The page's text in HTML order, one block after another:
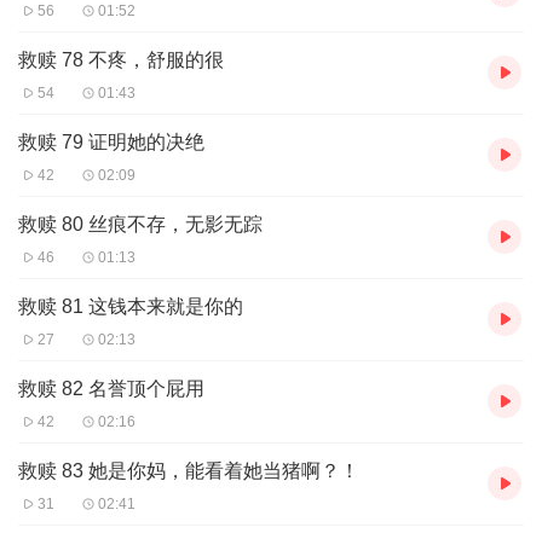
56 01:52
救赎 78 不疼，舒服的很
54 01:43
救赎 79 证明她的决绝
42 02:09
救赎 80 丝痕不存，无影无踪
46 01:13
救赎 81 这钱本来就是你的
27 02:13
救赎 82 名誉顶个屁用
42 02:16
救赎 83 她是你妈，能看着她当猪啊？！
31 02:41